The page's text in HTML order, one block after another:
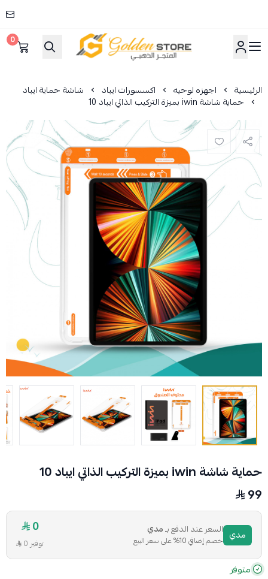
المتجر الذهبي
0
الرئيسية اجهزه لوحيه اكسسورات ايباد شاشة حماية ايباد
حماية شاشة iwin بميزة التركيب الذاتي ايباد 10
حماية شاشة iwin بميزة التركيب الذاتي ايباد 10
99
مدي السعر عند الدفع بـمدي
خصم إضافي 10% على سعر البيع
0
توفير 0
متوفر